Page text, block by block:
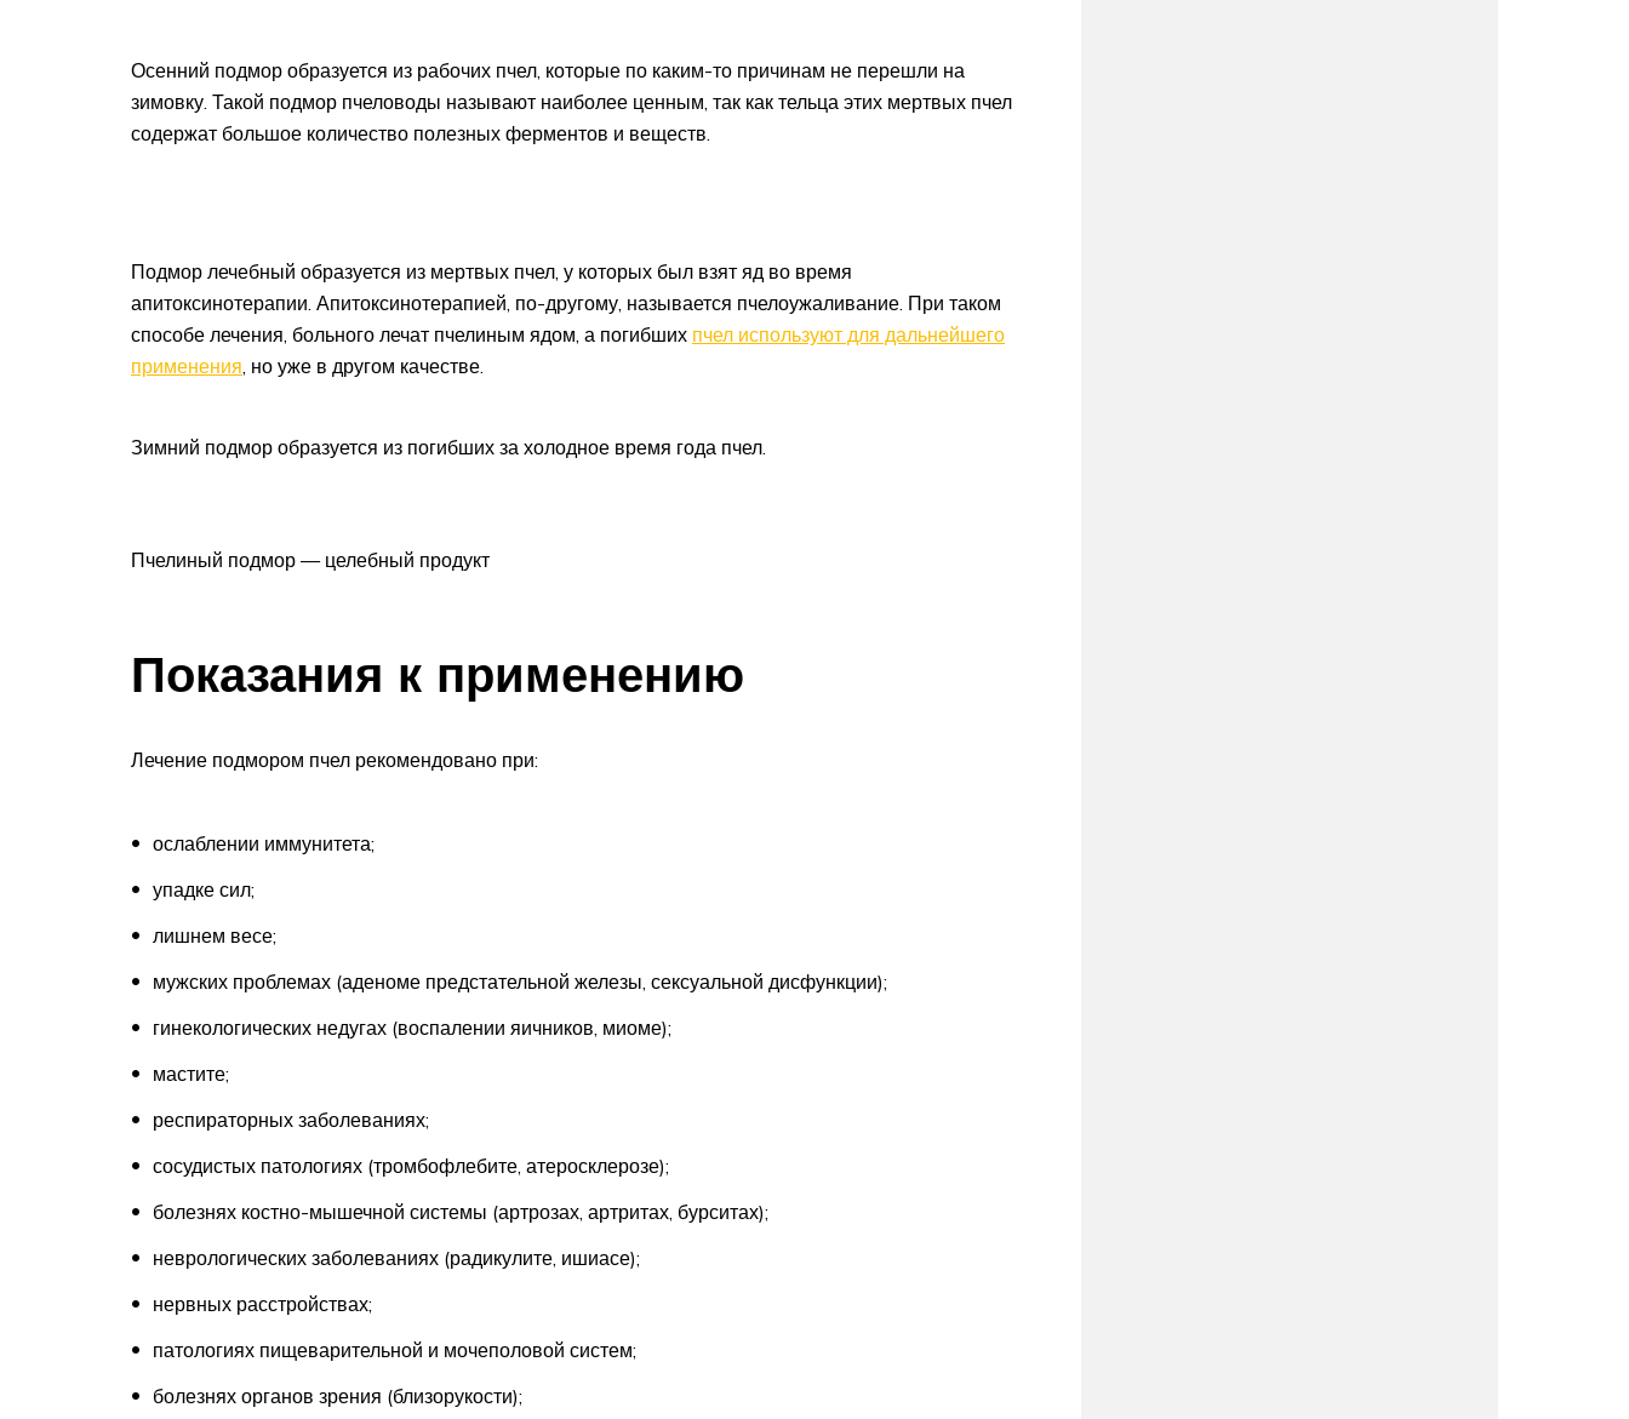
Осенний подмор образуется из рабочих пчел, которые по каким-то причинам не перешли на
зимовку. Такой подмор пчеловоды называют наиболее ценным, так как тельца этих мертвых пчел
содержат большое количество полезных ферментов и веществ.
Подмор лечебный образуется из мертвых пчел, у которых был взят яд во время
апитоксинотерапии. Апитоксинотерапией, по-другому, называется пчелоужаливание. При таком
способе лечения, больного лечат пчелиным ядом, а погибших пчел используют для дальнейшего
применения, но уже в другом качестве.
Зимний подмор образуется из погибших за холодное время года пчел.
Пчелиный подмор — целебный продукт
Показания к применению
Лечение подмором пчел рекомендовано при:
ослаблении иммунитета;
упадке сил;
лишнем весе;
мужских проблемах (аденоме предстательной железы, сексуальной дисфункции);
гинекологических недугах (воспалении яичников, миоме);
мастите;
респираторных заболеваниях;
сосудистых патологиях (тромбофлебите, атеросклерозе);
болезнях костно-мышечной системы (артрозах, артритах, бурситах);
неврологических заболеваниях (радикулите, ишиасе);
нервных расстройствах;
патологиях пищеварительной и мочеполовой систем;
болезнях органов зрения (близорукости);